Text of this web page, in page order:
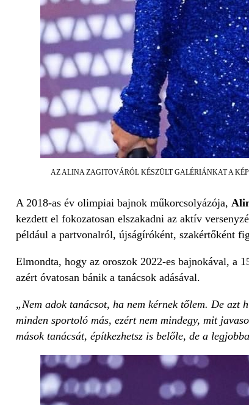
AZ ALINA ZAGITOVÁRÓL KÉSZÜLT GALÉRIÁNKAT A
A 2018-as év olimpiai bajnok műkorcsolyázója,
kezdett el fokozatosan elszakadni az aktív
például a partvonalról, újságíróként, szakértőként
Elmondta, hogy az oroszok 2022-es bajnokával, a
azért óvatosan bánik a tanácsok adásával.
„Nem adok tanácsot, ha nem kérnek tőlem. De azt
minden sportoló más, ezért nem mindegy, mit
mások tanácsát, építkezhetsz is belőle, de a